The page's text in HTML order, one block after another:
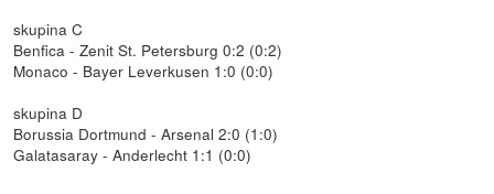
skupina C
Benfica - Zenit St. Petersburg 0:2 (0:2)
Monaco - Bayer Leverkusen 1:0 (0:0)
skupina D
Borussia Dortmund - Arsenal 2:0 (1:0)
Galatasaray - Anderlecht 1:1 (0:0)